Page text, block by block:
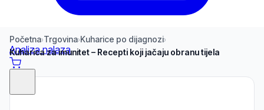
Analiza nalaza
Početna›Trgovina›Kuharice po dijagnozi›
Kuharica za imunitet – Recepti koji jačaju obranu tijela